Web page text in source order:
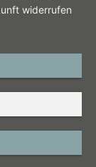
widerrufen